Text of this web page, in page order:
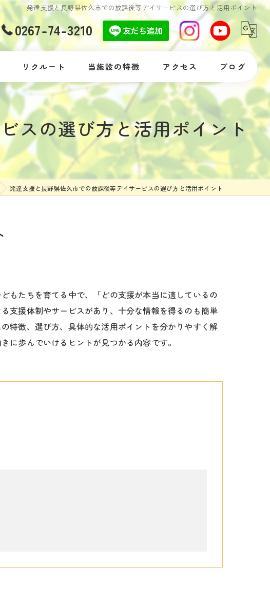
発達支援と長野県佐久市での放課後等デイサービスの選び方と活用ポイント
0267-74-3210
リクルート 当施設の特徴
自閉症
発達障がい
落ち着きがない
体験
アクセス ブログ
コラム
スの選び方と活用ポイント
発達支援と長野県佐久市での放課後等デイサービスの選び方と活用ポイント
もたちを育てる中で、「どの支援が本当に適しているの
支援体制やサービスがあり、十分な情報を得るのも簡単
特徴、選び方、具体的な活用ポイントを分かりやすく解
に歩んでいけるヒントが見つかる内容です。